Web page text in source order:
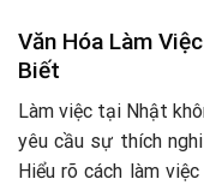
Văn Hóa Làm
Biết
Làm việc tại Nhật
yêu cầu sự thích
Hiểu rõ cách làm